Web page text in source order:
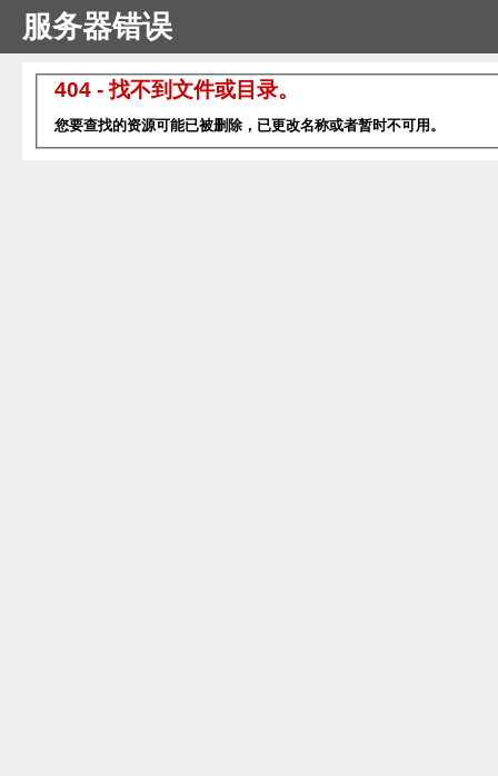
服务器错误
404 - 找不到文件或目录。
您要查找的资源可能已被删除，已更改名称或者暂时不可用。